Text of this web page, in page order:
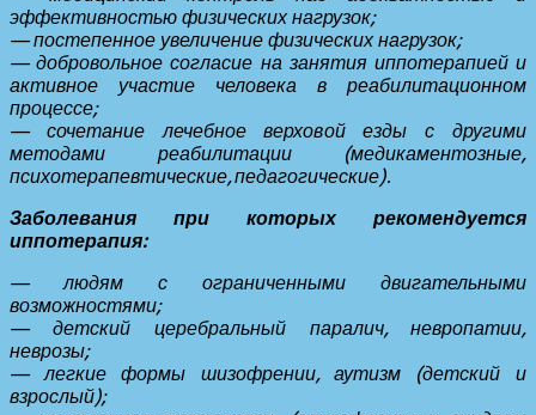
эффективностью физических нагрузок;
— постепенное увеличение физических нагрузок;
— добровольное согласие на занятия иппотерапией и
активное участие человека в реабилитационном
процессе;
— сочетание лечебное верховой езды с другими
методами реабилитации (медикаментозные,
психотерапевтические, педагогические).
Заболевания при которых рекомендуется
иппотерапия:
— людям с ограниченными двигательными
возможностями;
— детский церебральный паралич, невропатии,
неврозы;
— легкие формы шизофрении, аутизм (детский и
взрослый);